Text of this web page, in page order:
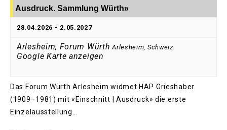
Ausdruck. Sammlung Würth»
28.04.2026 - 2.05.2027
Arlesheim, Forum Würth Arlesheim, Schweiz
Google Karte anzeigen
Das Forum Würth Arlesheim widmet HAP Grieshaber
(1909–1981) mit «Einschnitt | Ausdruck» die erste
Einzelausstellung…